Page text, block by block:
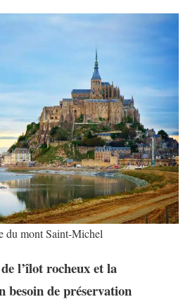
du mont Saint-Michel
l’îlot rocheux et la
besoin de préservation